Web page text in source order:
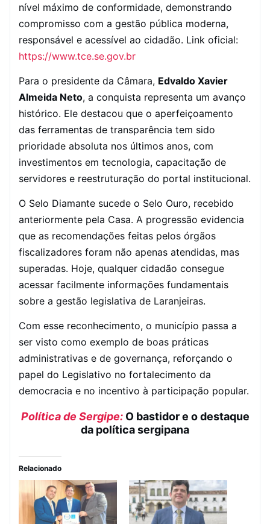
nível máximo de conformidade, demonstrando
compromisso com a gestão pública moderna,
responsável e acessível ao cidadão. Link oficial:
https://www.tce.se.gov.br
Para o presidente da Câmara, Edvaldo Xavier
Almeida Neto, a conquista representa um avanço
histórico. Ele destacou que o aperfeiçoamento
das ferramentas de transparência tem sido
prioridade absoluta nos últimos anos, com
investimentos em tecnologia, capacitação de
servidores e reestruturação do portal institucional.
O Selo Diamante sucede o Selo Ouro, recebido
anteriormente pela Casa. A progressão evidencia
que as recomendações feitas pelos órgãos
fiscalizadores foram não apenas atendidas, mas
superadas. Hoje, qualquer cidadão consegue
acessar facilmente informações fundamentais
sobre a gestão legislativa de Laranjeiras.
Com esse reconhecimento, o município passa a
ser visto como exemplo de boas práticas
administrativas e de governança, reforçando o
papel do Legislativo no fortalecimento da
democracia e no incentivo à participação popular.
Política de Sergipe: O bastidor e o destaque
da política sergipana
Relacionado